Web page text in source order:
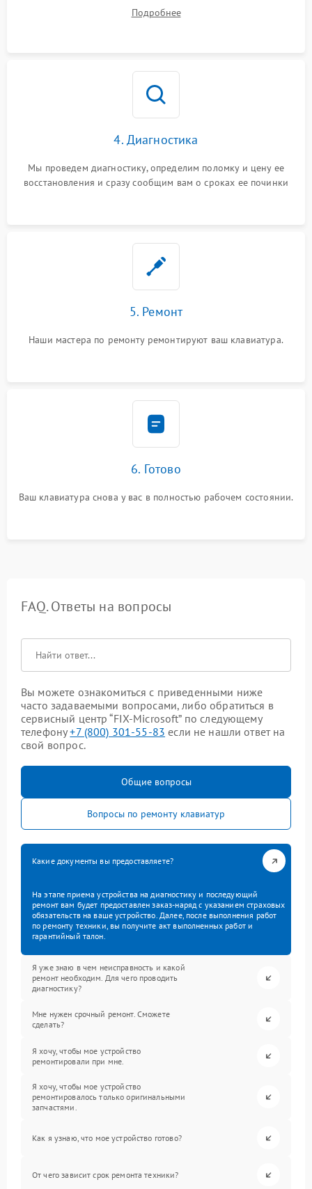
Подробнее
4. Диагностика
Мы проведем диагностику, определим поломку и цену ее
восстановления и сразу сообщим вам о сроках ее починки
5. Ремонт
Наши мастера по ремонту ремонтируют ваш клавиатура.
6. Готово
Ваш клавиатура снова у вас в полностью рабочем состоянии.
FAQ. Ответы на вопросы
Вы можете ознакомиться с приведенными ниже
часто задаваемыми вопросами, либо обратиться в
сервисный центр “FIX-Microsoft” по следующему
телефону+7 (800) 301-55-83 если не нашли ответ на
свой вопрос.
Общие вопросы
Вопросы по ремонту клавиатур
Какие документы вы предоставляете?
На этапе приема устройства на диагностику и последующий
ремонт вам будет предоставлен заказ-наряд с указанием страховых
обязательств на ваше устройство. Далее, после выполнения работ
по ремонту техники, вы получите акт выполненных работ и
гарантийный талон.
Я уже знаю в чем неисправность и какой
ремонт необходим. Для чего проводить
диагностику?
Мне нужен срочный ремонт. Сможете
сделать?
Я хочу, чтобы мое устройство
ремонтировали при мне.
Я хочу, чтобы мое устройство
ремонтировалось только оригинальными
запчастями.
Как я узнаю, что мое устройство готово?
От чего зависит срок ремонта техники?